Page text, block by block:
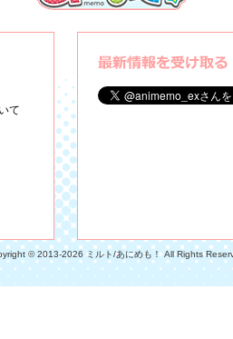
て
© 2013-2026 ミルト/あにめも！ All Rights